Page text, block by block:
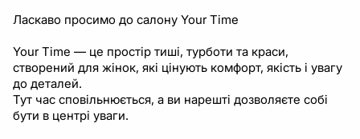
Ласкаво просимо до салону Your Time
Your Time — це простір тиші, турботи та краси,
створений для жінок, які цінують комфорт, якість і увагу
до деталей.
Тут час сповільнюється, а ви нарешті дозволяєте собі
бути в центрі уваги.